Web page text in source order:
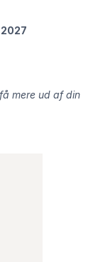
mere ud af din